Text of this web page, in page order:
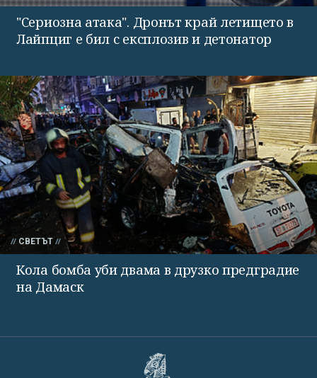
"Сериозна атака". Дронът край летището в
Лайпциг е бил с експлозив и детонатор
СВЕТЪТ
Кола бомба уби двама в друзко предградие
на Дамаск